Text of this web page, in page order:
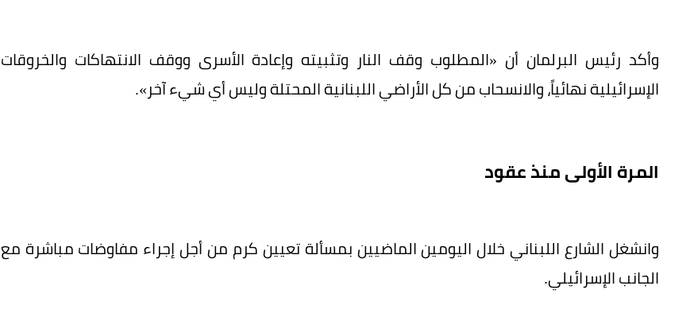
وأكد رئيس البرلمان أن «المطلوب وقف النار وتثبيته وإعادة الأسرى ووقف الانتهاكات والخروقات
الإسرائيلية نهائياً، والانسحاب من كل الأراضي اللبنانية المحتلة وليس أي شيء آخر».
المرة الأولى منذ عقود
وانشغل الشارع اللبناني خلال اليومين الماضيين بمسألة تعيين كرم من أجل إجراء مفاوضات مباشرة مع
الجانب الإسرائيلي.